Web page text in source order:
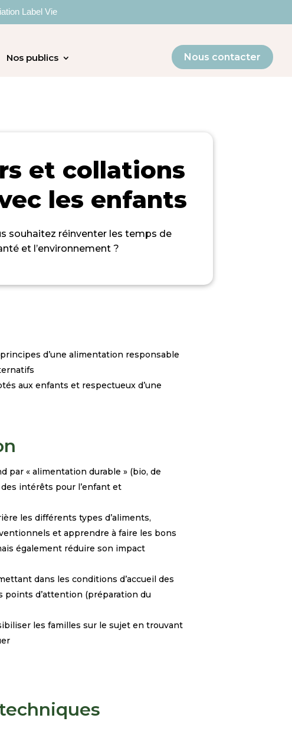
Label Vie
Nos publics Nous contacter
et collations
les enfants
souhaitez réinventer les temps de
et l’environnement ?
d’une alimentation responsable
aux enfants et respectueux d’une
par « alimentation durable » (bio, de
intérêts pour l’enfant et
les différents types d’aliments,
et apprendre à faire les bons
également réduire son impact
dans les conditions d’accueil des
d’attention (préparation du
les familles sur le sujet en trouvant